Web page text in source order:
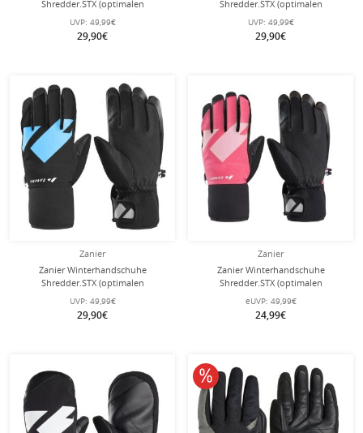
Shredder.STX (optimalen
Tragekomfort) schwarz/weiss Kinder
UVP: 49,99€
29,90€
Shredder.STX (optimalen
Tragekomfort) schwarz/weiss/braun
Kinder
UVP: 49,99€
29,90€
Zanier
Zanier Winterhandschuhe
Shredder.STX (optimalen
Tragekomfort) schwarz/royalblau
Kinder
UVP: 49,99€
29,90€
Zanier
Zanier Winterhandschuhe
Shredder.STX (optimalen
Tragekomfort) schwarz/fuchsia/rosa
Kinder
eUVP: 49,99€
24,99€
10% reduziert